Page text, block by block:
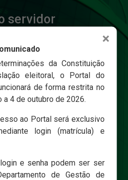
servidor
minha senha
×
da Constituição
eleitoral, o Portal do
de forma restrita no
a 4 de outubro de 2026.
ao Portal será exclusivo
login (matrícula) e
e senha podem ser ser
de Gestão de